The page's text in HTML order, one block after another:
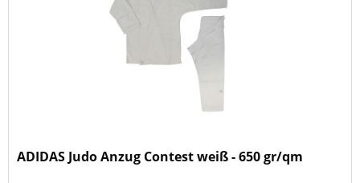
ADIDAS Judo Anzug Contest weiß - 650 gr/qm